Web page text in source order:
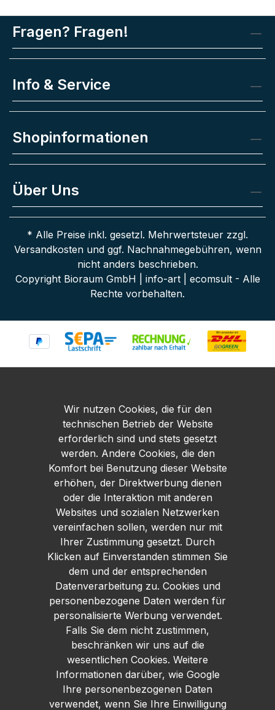
Fragen? Fragen!
Info & Service
Shopinformationen
Über Uns
* Alle Preise inkl. gesetzl. Mehrwertsteuer zzgl.
Versandkostenund ggf. Nachnahmegebühren, wenn
nicht anders beschrieben.
Copyright Bioraum GmbH | info-art | ecomsult - Alle
Rechte vorbehalten.
Wir nutzen Cookies, die für den
technischen Betrieb der Website
erforderlich sind und stets gesetzt
werden. Andere Cookies, die den
Komfort bei Benutzung dieser Website
erhöhen, der Direktwerbung dienen
oder die Interaktion mit anderen
Websites und sozialen Netzwerken
vereinfachen sollen, werden nur mit
Ihrer Zustimmung gesetzt. Durch
Klicken auf Einverstanden stimmen Sie
dem und der entsprechenden
Datenverarbeitung zu. Cookies und
personenbezogene Daten werden für
personalisierte Werbung verwendet.
Falls Sie dem nicht zustimmen,
beschränken wir uns auf die
wesentlichen Cookies. Weitere
Informationen darüber, wie Google
Ihre personenbezogenen Daten
verwendet, wenn Sie Ihre Einwilligung